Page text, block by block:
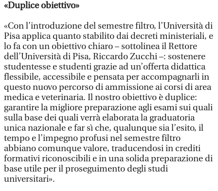
«Duplice obiettivo»
«Con l’introduzione del semestre filtro, l’Università di
Pisa applica quanto stabilito dai decreti ministeriali, e
lo fa con un obiettivo chiaro – sottolinea il Rettore
dell’Università di Pisa, Riccardo Zucchi –: sostenere
studentesse e studenti grazie ad un’offerta didattica
flessibile, accessibile e pensata per accompagnarli in
questo nuovo percorso di ammissione ai corsi di area
medica e veterinaria. Il nostro obiettivo è duplice:
garantire la migliore preparazione agli esami sui quali
sulla base dei quali verrà elaborata la graduatoria
unica nazionale e far sì che, qualunque sia l’esito, il
tempo e l’impegno profusi nel semestre filtro
abbiano comunque valore, traducendosi in crediti
formativi riconoscibili e in una solida preparazione di
base utile per il proseguimento degli studi
universitari».